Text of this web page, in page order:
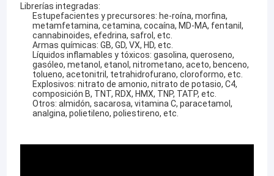
Librerías integradas:
Estupefacientes y precursores: he-roína, morfina,
metamfetamina, cetamina, cocaína, MD-MA, fentanil,
cannabinoides, efedrina, safrol, etc.
Armas químicas: GB, GD, VX, HD, etc.
Líquidos inflamables y tóxicos: gasolina, queroseno,
gasóleo, metanol, etanol, nitrometano, aceto, benceno,
tolueno, acetonitril, tetrahidrofurano, cloroformo, etc.
Explosivos: nitrato de amonio, nitrato de potasio, C4,
composición B, TNT, RDX, HMX, TNP, TATP, etc.
Otros: almidón, sacarosa, vitamina C, paracetamol,
analgina, polietileno, poliestireno, etc.